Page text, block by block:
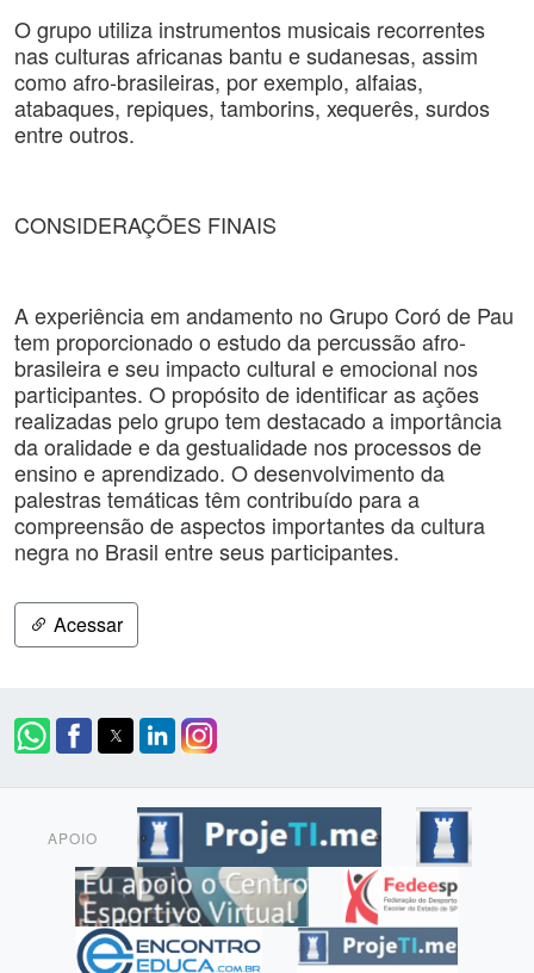
O grupo utiliza instrumentos musicais recorrentes
nas culturas africanas bantu e sudanesas, assim
como afro-brasileiras, por exemplo, alfaias,
atabaques, repiques, tamborins, xequerês, surdos
entre outros.
CONSIDERAÇÕES FINAIS
A experiência em andamento no Grupo Coró de Pau
tem proporcionado o estudo da percussão afro-
brasileira e seu impacto cultural e emocional nos
participantes. O propósito de identificar as ações
realizadas pelo grupo tem destacado a importância
da oralidade e da gestualidade nos processos de
ensino e aprendizado. O desenvolvimento da
palestras temáticas têm contribuído para a
compreensão de aspectos importantes da cultura
negra no Brasil entre seus participantes.
Acessar
APOIO